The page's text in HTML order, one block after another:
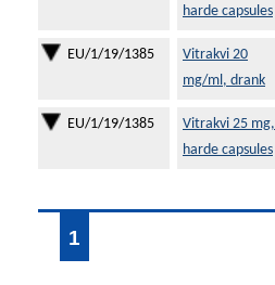
harde capsules
EU/1/19/1385
Vitrakvi 20
mg/ml, drank
EU/1/19/1385
Vitrakvi 25 mg,
harde capsules
1